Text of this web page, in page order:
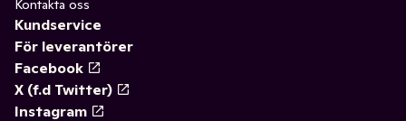
Kontakta oss
Kundservice
För leverantörer
Facebook
X (f.d Twitter)
Instagram